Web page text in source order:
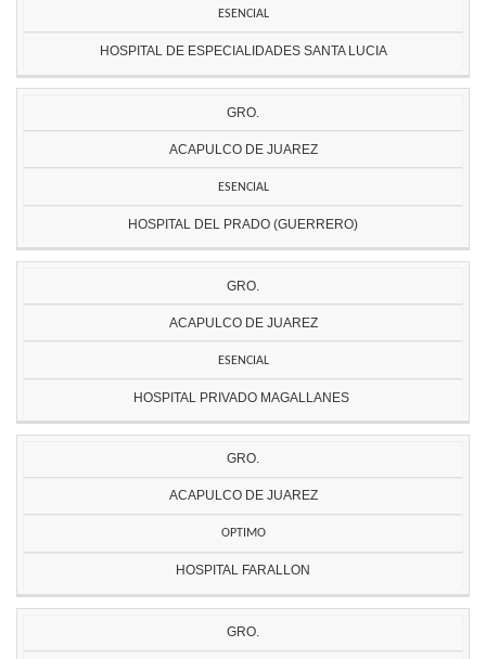
ESENCIAL
HOSPITAL DE ESPECIALIDADES SANTA LUCIA
GRO.
ACAPULCO DE JUAREZ
ESENCIAL
HOSPITAL DEL PRADO (GUERRERO)
GRO.
ACAPULCO DE JUAREZ
ESENCIAL
HOSPITAL PRIVADO MAGALLANES
GRO.
ACAPULCO DE JUAREZ
OPTIMO
HOSPITAL FARALLON
GRO.